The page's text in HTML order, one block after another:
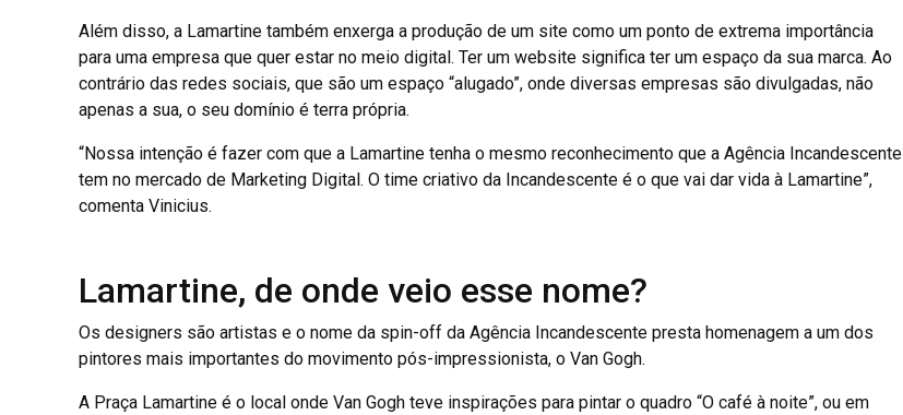
Além disso, a Lamartine também enxerga a produção de um site como um ponto de extrema importância
para uma empresa que quer estar no meio digital. Ter um website significa ter um espaço da sua marca. Ao
contrário das redes sociais, que são um espaço “alugado”, onde diversas empresas são divulgadas, não
apenas a sua, o seu domínio é terra própria.
“Nossa intenção é fazer com que a Lamartine tenha o mesmo reconhecimento que a Agência Incandescente
tem no mercado de Marketing Digital. O time criativo da Incandescente é o que vai dar vida à Lamartine”,
comenta Vinicius.
Lamartine, de onde veio esse nome?
Os designers são artistas e o nome da spin-off da Agência Incandescente presta homenagem a um dos
pintores mais importantes do movimento pós-impressionista, o Van Gogh.
A Praça Lamartine é o local onde Van Gogh teve inspirações para pintar o quadro “O café à noite”, ou em